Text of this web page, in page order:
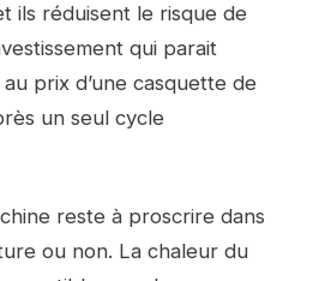
ils réduisent le risque de
qui parait
prix d’une casquette de
un seul cycle
reste à proscrire dans
ou non. La chaleur du